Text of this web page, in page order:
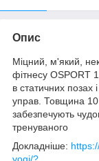
Опис
Міцний, м'який,
фітнесу OSPORT
в статичних позах
управ. Товщина 10
забезпечують
тренуваного
Докладніше:
yogi/?